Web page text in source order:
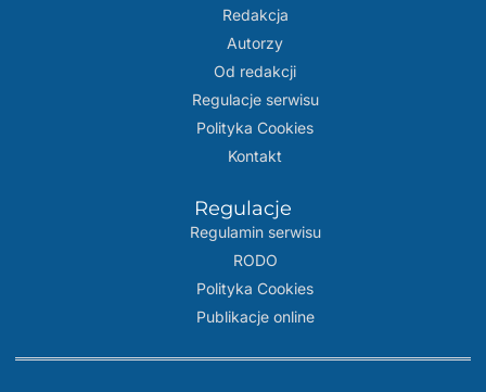
Redakcja
Autorzy
Od redakcji
Regulacje serwisu
Polityka Cookies
Kontakt
Regulacje
Regulamin serwisu
RODO
Polityka Cookies
Publikacje online